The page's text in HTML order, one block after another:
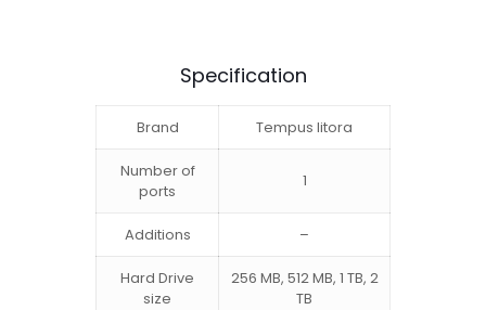
Specification
Brand Tempus litora
Number of
ports
1
Additions –
Hard Drive
size
256 MB, 512 MB, 1 TB, 2
TB